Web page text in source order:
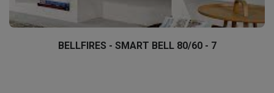
BELLFIRES - SMART BELL 80/60 - 7